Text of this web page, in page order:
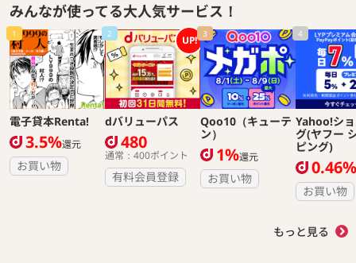
みんなが使ってる大人気サービス！
1
電子貸本Renta!
3.5%還元
お買い物
2 UP!
dバリューパス
480
通常：400ポイント
有料会員登録
3
Qoo10（キューテ
ン）
1%還元
お買い物
4
Yahoo!シ
グ(ヤフー
ピング)
0.46%
お買い物
もっと見る